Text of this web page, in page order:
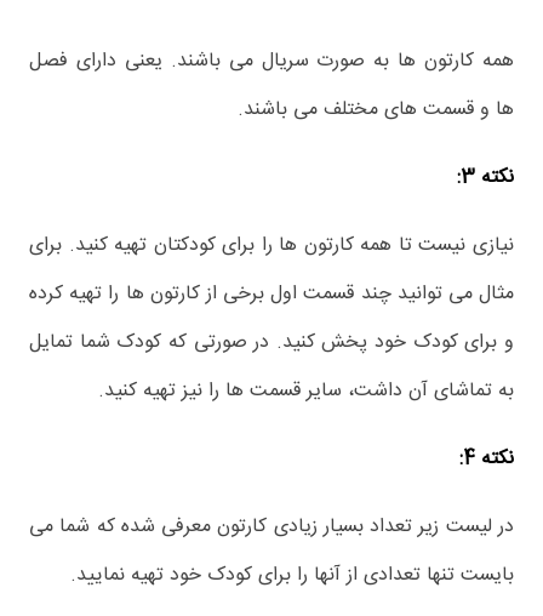
همه کارتون ها به صورت سریال می باشند. یعنی دارای فصل
ها و قسمت های مختلف می باشند.
نکته 3:
نیازی نیست تا همه کارتون ها را برای کودکتان تهیه کنید. برای
مثال می توانید چند قسمت اول برخی از کارتون ها را تهیه کرده
و برای کودک خود پخش کنید. در صورتی که کودک شما تمایل
به تماشای آن داشت، سایر قسمت ها را نیز تهیه کنید.
نکته 4:
در لیست زیر تعداد بسیار زیادی کارتون معرفی شده که شما می
بایست تنها تعدادی از آنها را برای کودک خود تهیه نمایید.